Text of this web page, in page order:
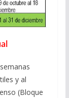
y al
(Bloque